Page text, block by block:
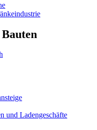
und Ladengeschäfte